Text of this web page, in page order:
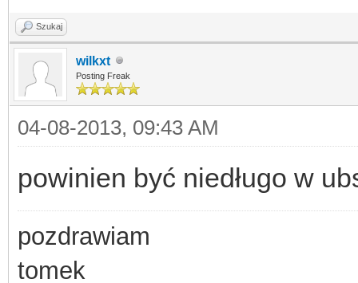
Szukaj
wilkxt
Posting Freak
04-08-2013, 09:43 AM
powinien być niedługo w
pozdrawiam
tomek